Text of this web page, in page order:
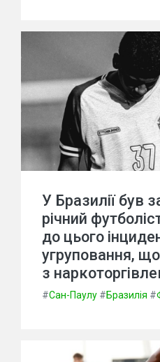
У Бразилії був
річний
до цього
угруповання,
з
#Сан-Паулу #Бразилія #